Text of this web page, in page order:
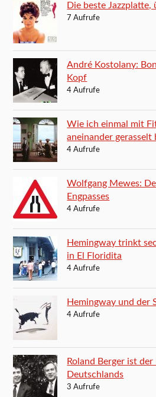
Die beste Jazzplatte,
7 Aufrufe
André Kostolany:
Kopf
4 Aufrufe
Wie ich einmal mit
aneinander gerasselt
4 Aufrufe
Wolfgang Mewes:
Engpasses
4 Aufrufe
Hemingway trinkt
in El Floridita
4 Aufrufe
Hemingway und der
4 Aufrufe
Roland Berger ist
Deutschlands
3 Aufrufe